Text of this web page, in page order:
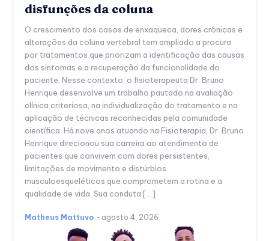
disfunções da coluna
O crescimento dos casos de enxaqueca, dores crônicas e
alterações da coluna vertebral tem ampliado a procura
por tratamentos que priorizam a identificação das causas
dos sintomas e a recuperação da funcionalidade do
paciente. Nesse contexto, o fisioterapeuta Dr. Bruno
Henrique desenvolve um trabalho pautado na avaliação
clínica criteriosa, na individualização do tratamento e na
aplicação de técnicas reconhecidas pela comunidade
científica. Há nove anos atuando na Fisioterapia, Dr. Bruno
Henrique direcionou sua carreira ao atendimento de
pacientes que convivem com dores persistentes,
limitações de movimento e distúrbios
musculoesqueléticos que comprometem a rotina e a
qualidade de vida. Sua conduta […]
Matheus Mattuvo - agosto 4, 2026